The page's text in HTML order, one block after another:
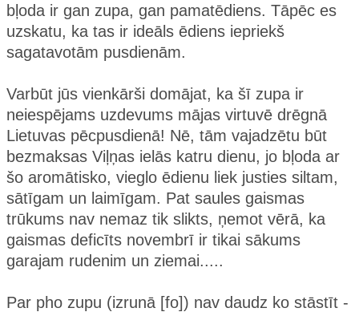
bļoda ir gan zupa, gan pamatēdiens. Tāpēc es
uzskatu, ka tas ir ideāls ēdiens iepriekš
sagatavotām pusdienām.
Varbūt jūs vienkārši domājat, ka šī zupa ir
neiespējams uzdevums mājas virtuvē drēgnā
Lietuvas pēcpusdienā! Nē, tām vajadzētu būt
bezmaksas Viļņas ielās katru dienu, jo bļoda ar
šo aromātisko, vieglo ēdienu liek justies siltam,
sātīgam un laimīgam. Pat saules gaismas
trūkums nav nemaz tik slikts, ņemot vērā, ka
gaismas deficīts novembrī ir tikai sākums
garajam rudenim un ziemai.....
Par pho zupu (izrunā [fo]) nav daudz ko stāstīt -